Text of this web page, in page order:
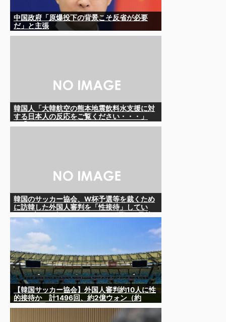
中国政府「原爆投下の背景こそ反省が必要
だ」と主張
韓国人「大韓航空の熊本地震飲料水支援に対
する日本人の反応をご覧ください・・・」
韓国のサッカー協会、W杯予選等を裁くため
に訪韓した外国人審判を「性接待」してい
を持ってりゃそうなるわな
【韓国サッカー協会】外国人審判約10人に性
的接待か 計1496回、約2億ウォン（約